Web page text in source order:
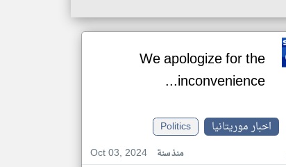
We apologize for the
inconvenience...
اخبار موريتانيا
Politics
Oct 03, 2024
منذ سنة